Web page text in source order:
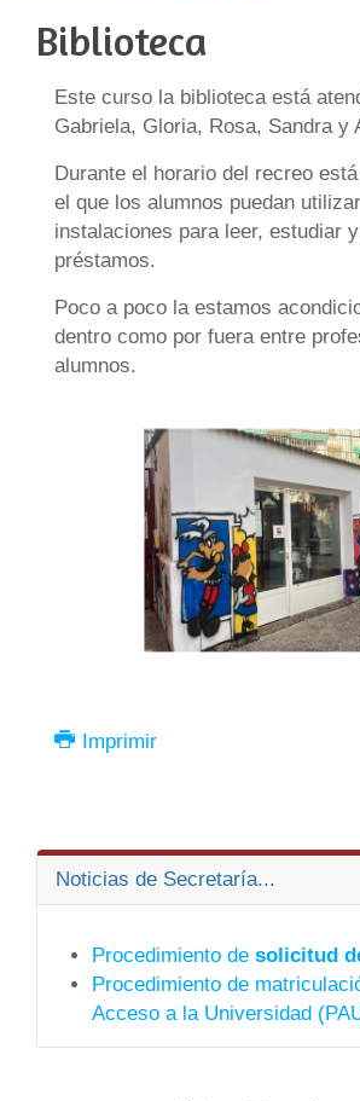
Biblioteca
Este curso la biblioteca está
Gabriela, Gloria, Rosa, Sandra y
Durante el horario del recreo
el que los alumnos puedan
instalaciones para leer, estudiar
préstamos.
Poco a poco la estamos
dentro como por fuera entre
alumnos.
Imprimir
Noticias de Secretaría...
Procedimiento de solicitud
Procedimiento de
Acceso a la Universidad